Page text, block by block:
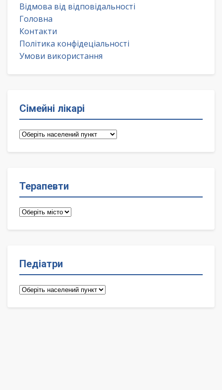
Відмова від відповідальності
Головна
Контакти
Політика конфідеціальності
Умови використання
Сімейні лікарі
Сімейні
Терапевти
Терапевти
Педіатри
Педіатри